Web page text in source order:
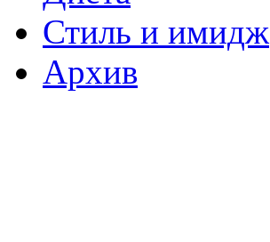
Стиль и имидж
Архив